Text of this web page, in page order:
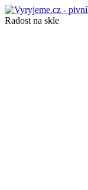
Radost na skle